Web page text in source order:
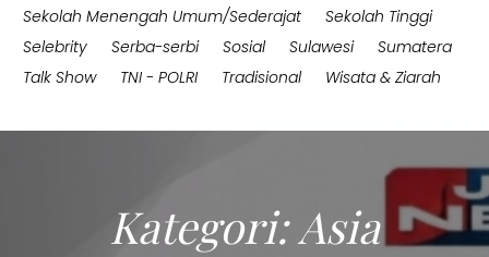
Sekolah Menengah Umum/Sederajat
Sekolah Tinggi
Selebrity
Serba-serbi Sosial Sulawesi
Sumatera
Talk Show
TNI - POLRI Tradisional Wisata & Ziarah
Kategori:Asia